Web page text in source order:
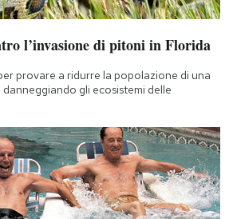
l’invasione di pitoni in Florida
provare a ridurre la popolazione di una
danneggiando gli ecosistemi delle